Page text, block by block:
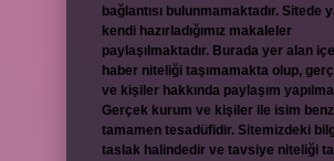
bağlantısı bulunmamaktadır. Sitede
kendi hazırladığımız makaleler
paylaşılmaktadır. Burada yer alan
haber niteliği taşımamakta olup,
ve kişiler hakkında paylaşım
Gerçek kurum ve kişiler ile isim
tamamen tesadüfidir. Sitemizdeki
taslak halindedir ve tavsiye niteliği